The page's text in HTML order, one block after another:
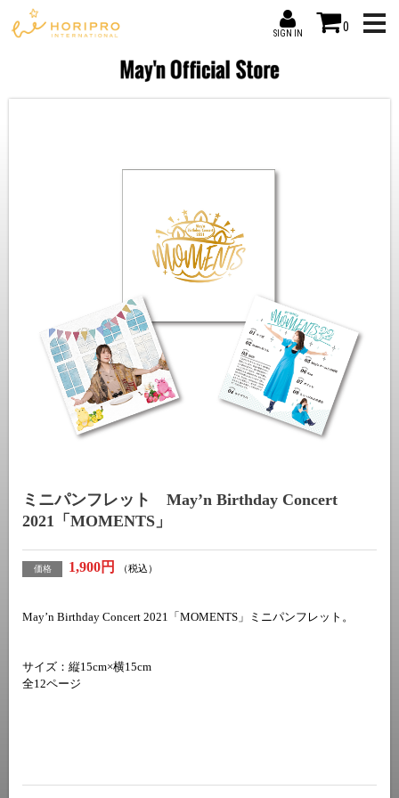
SIGN IN 0
ミニパンフレット May’n Birthday Concert
2021「MOMENTS」
価格 1,900円 （税込）
May’n Birthday Concert 2021「MOMENTS」ミニパンフレット。
サイズ：縦15cm×横15cm
全12ページ